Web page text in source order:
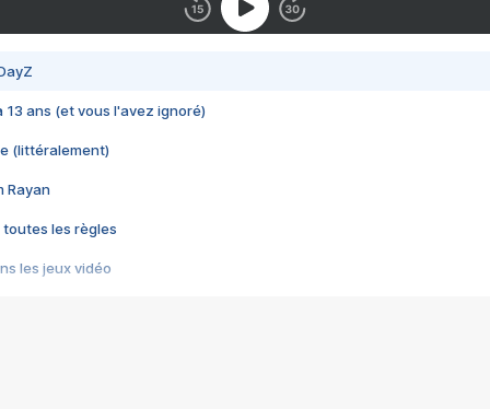
13 ans (et vous l'avez ignoré)
(littéralement)
Rayan
toutes les règles
les jeux vidéo